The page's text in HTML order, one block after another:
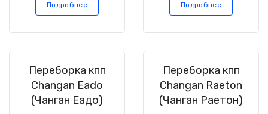
Подробнее Подробнее
Переборка кпп
Changan Eado
(Чанган Еадо)
Переборка кпп
Changan Raeton
(Чанган Раетон)